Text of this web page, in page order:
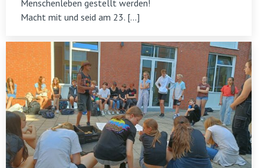
Menschenleben gestellt werden!
Macht mit und seid am 23. […]